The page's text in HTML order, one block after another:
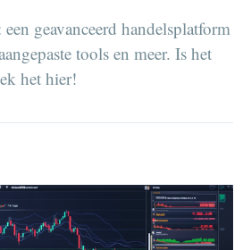
geavanceerd handelsplatform
tools en meer. Is het
het hier!